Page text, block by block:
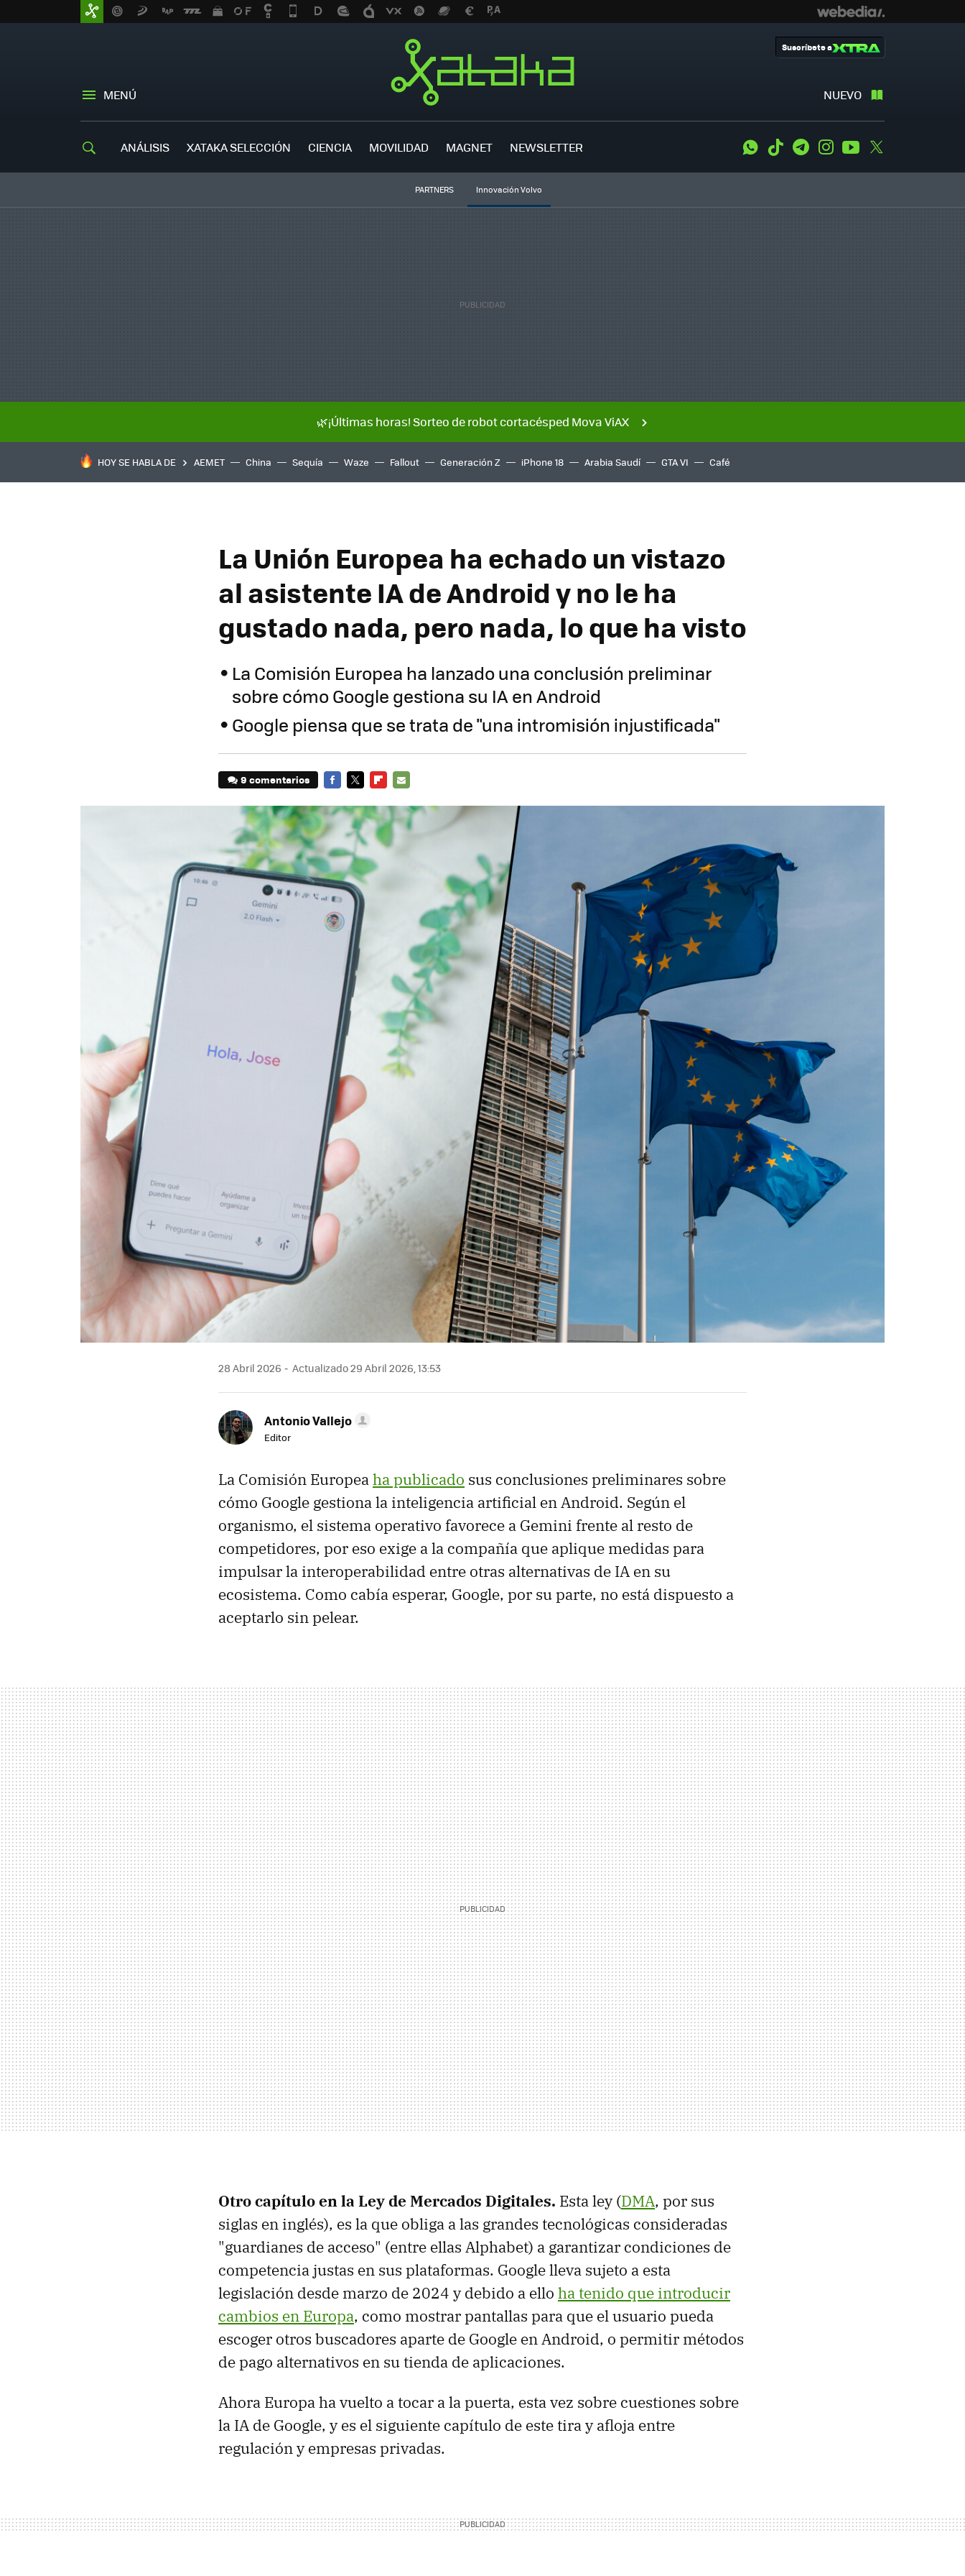
MENÚ NUEVO
Suscríbete a
ANÁLISIS XATAKA SELECCIÓN CIENCIA MOVILIDAD MAGNET NEWSLETTER WhatsApp
Tiktok TelegramInstagramYoutube
PARTNERS Innovación Volvo
🌿¡Últimas horas! Sorteo de robot cortacésped Mova ViAX
HOY SE HABLA DE AEMET China Sequía Waze Fallout Generación Z iPhone 18 Arabia Saudí GTA VI Café
La Unión Europea ha echado un vistazo
al asistente IA de Android y no le ha
gustado nada, pero nada, lo que ha visto
La Comisión Europea ha lanzado una conclusión preliminar
sobre cómo Google gestiona su IA en Android
Google piensa que se trata de "una intromisión injustificada"
9 comentarios
MAIL
28 Abril 2026 Actualizado 29 Abril 2026, 13:53
Antonio Vallejo
Editor
La Comisión Europeaha publicado sus conclusiones preliminares sobre
cómo Google gestiona la inteligencia artificial en Android. Según el
organismo, el sistema operativo favorece a Gemini frente al resto de
competidores, por eso exige a la compañía que aplique medidas para
impulsar la interoperabilidad entre otras alternativas de IA en su
ecosistema. Como cabía esperar, Google, por su parte, no está dispuesto a
aceptarlo sin pelear.
Otro capítulo en la Ley de Mercados Digitales. Esta ley (DMA, por sus
siglas en inglés), es la que obliga a las grandes tecnológicas consideradas
"guardianes de acceso" (entre ellas Alphabet) a garantizar condiciones de
competencia justas en sus plataformas. Google lleva sujeto a esta
legislación desde marzo de 2024 y debido a ello ha tenido que introducir
cambios en Europa, como mostrar pantallas para que el usuario pueda
escoger otros buscadores aparte de Google en Android, o permitir métodos
de pago alternativos en su tienda de aplicaciones.
Ahora Europa ha vuelto a tocar a la puerta, esta vez sobre cuestiones sobre
la IA de Google, y es el siguiente capítulo de este tira y afloja entre
regulación y empresas privadas.